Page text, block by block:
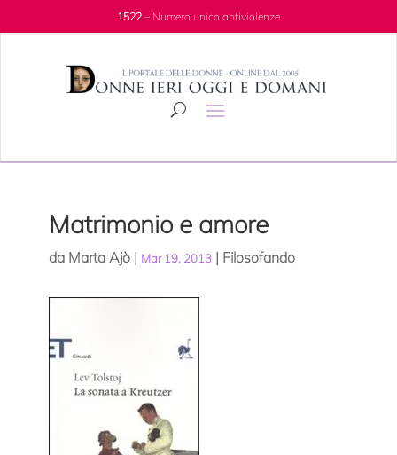
1522– Numero unico antiviolenze
Matrimonio e amore
da Marta Ajò| Mar 19, 2013| Filosofando